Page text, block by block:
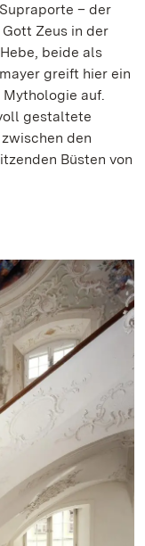
– der
Zeus in der
beide als
greift hier ein
auf.
gestaltete
den
Büsten von